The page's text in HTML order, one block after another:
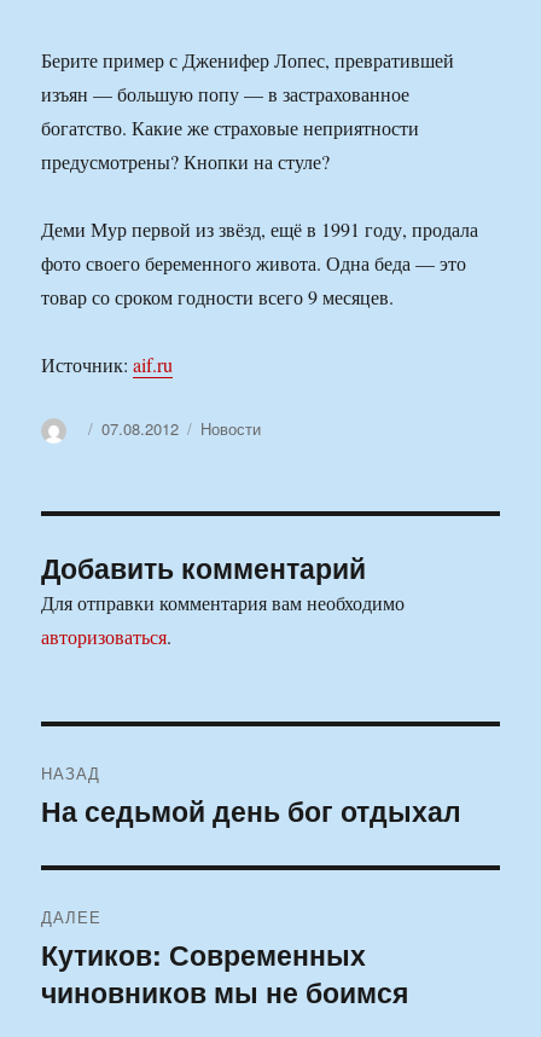
Берите пример с Дженифер Лопес, превратившей
изъян — большую попу — в застрахованное
богатство. Какие же страховые неприятности
предусмотрены? Кнопки на стуле?
Деми Мур первой из звёзд, ещё в 1991 году, продала
фото своего беременного живота. Одна беда — это
товар со сроком годности всего 9 месяцев.
Источник:aif.ru
АвторОпубликовано
07.08.2012 Рубрики
Новости
Добавить комментарий
Для отправки комментария вам необходимо
авторизоваться.
по
НАЗАД
Предыдущая
На седьмой день бог отдыхал
ДАЛЕЕ
Следующая
запись:
Кутиков: Современных
чиновников мы не боимся